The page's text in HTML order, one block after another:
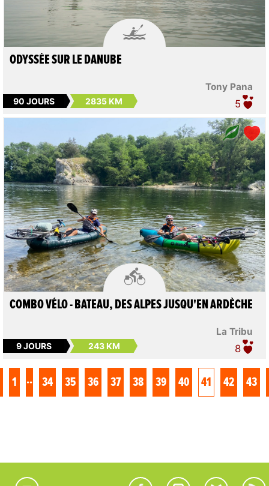

Tony Pana
ODYSSÉE SUR LE DANUBE
90 JOURS 2835 KM 5

La Tribu
COMBO VÉLO - BATEAU, DES ALPES JUSQU'EN ARDÈCHE
9 JOURS 243 KM 8
1 .. 34 35 36 37 38 39 40 41 42 43